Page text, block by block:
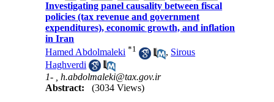
Investigating panel causality between fiscal
policies (tax revenue and government
expenditures), economic growth, and inflation
in Iran
Hamed Abdolmaleki *1 , Sirous
Haghverdi
1- ,h.abdolmaleki@tax.gov.ir
Abstract:
(3034 Views)